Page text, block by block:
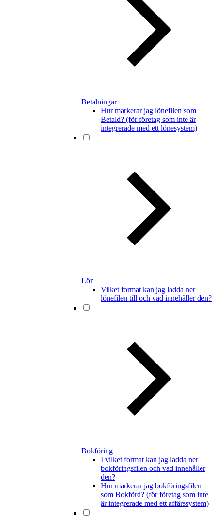
Betalningar
Hur markerar jag lönefilen som
Betald? (för företag som inte är
integrerade med ett lönesystem)
Lön
Vilket format kan jag ladda ner
lönefilen till och vad innehåller den?
Bokföring
I vilket format kan jag ladda ner
bokföringsfilen och vad innehåller
den?
Hur markerar jag bokföringsfilen
som Bokförd? (för företag som inte
är integrerade med ett affärssystem)